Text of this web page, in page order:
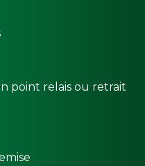
point relais ou retrait